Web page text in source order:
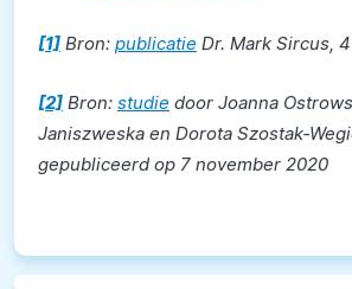
[1] Bron: publicatie Dr. Mark Sircus,
[2] Bron: studie door Joanna
Janiszweska en Dorota Szostak-
gepubliceerd op 7 november 2020